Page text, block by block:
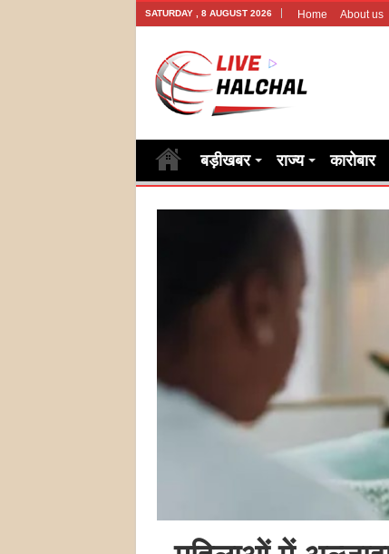
SATURDAY , 8 AUGUST 2026 Home About us
बड़ीखबर राज्य कारोबार